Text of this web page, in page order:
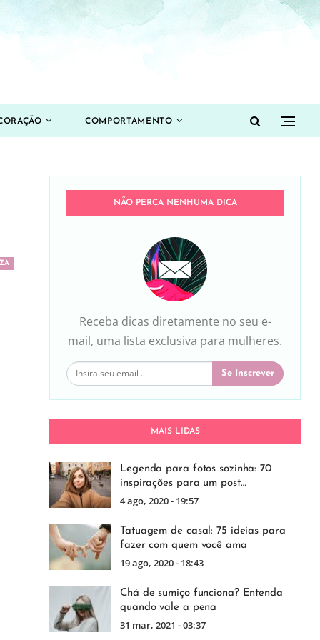
COMPORTAMENTO
NÃO PERCA NENHUMA DICA
Receba dicas diretamente no seu e-
mail, uma lista exclusiva para mulheres.
Se Inscrever
MAIS LIDAS
Legenda para fotos sozinha: 70
inspirações para um post…
4 ago, 2020 - 19:57
Tatuagem de casal: 75 ideias para
fazer com quem você ama
19 ago, 2020 - 18:43
Chá de sumiço funciona? Entenda
quando vale a pena
31 mar, 2021 - 03:37